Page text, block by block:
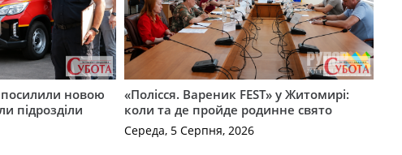
новою
підрозділи
«Полісся. Вареник FEST» у Житомирі:
коли та де пройде родинне свято
Середа, 5 Серпня, 2026